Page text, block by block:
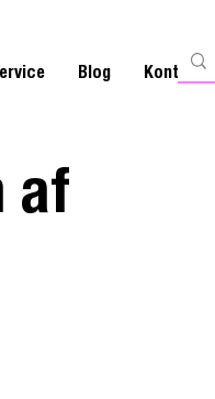
Blog Kontakt
af